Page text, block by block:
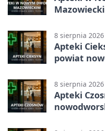
8 sierpnia 2026
Apteki
powiat
8 sierpnia 2026
Apteki